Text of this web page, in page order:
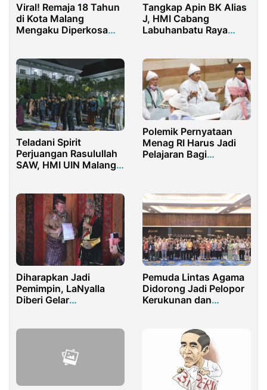
Viral! Remaja 18 Tahun
di Kota Malang
Mengaku Diperkosa
Tangkap Apin BK Alias
J, HMI Cabang
Labuhanbatu Raya
Teladani Spirit
Perjuangan Rasulullah
SAW, HMI UIN Malang
Polemik Pernyataan
Menag RI Harus Jadi
Pelajaran Bagi
Diharapkan Jadi
Pemimpin, LaNyalla
Diberi Gelar
Pemuda Lintas Agama
Didorong Jadi Pelopor
Kerukunan dan